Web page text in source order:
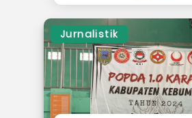
Jurnalistik